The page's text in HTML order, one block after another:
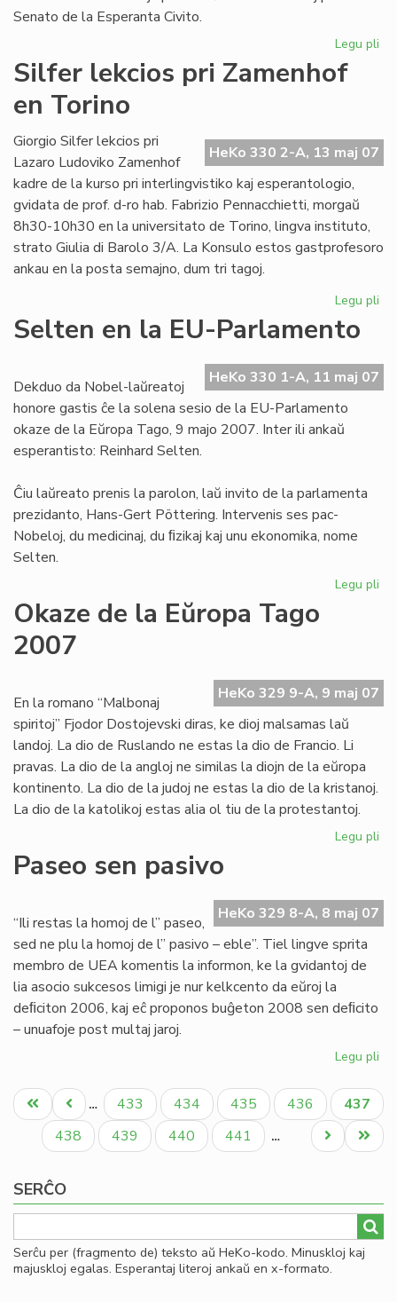
Senato de la Esperanta Civito.
Legu pli
Silfer lekcios pri Zamenhof
en Torino
HeKo 330 2-A, 13 maj 07
Giorgio Silfer lekcios pri
Lazaro Ludoviko Zamenhof
kadre de la kurso pri interlingvistiko kaj esperantologio,
gvidata de prof. d-ro hab. Fabrizio Pennacchietti, morgaŭ
8h30-10h30 en la universitato de Torino, lingva instituto,
strato Giulia di Barolo 3/A. La Konsulo estos gastprofesoro
ankau en la posta semajno, dum tri tagoj.
Legu pli
en
Selten en la EU-Parlamento
HeKo 330 1-A, 11 maj 07
Dekduo da Nobel-laŭreatoj
honore gastis ĉe la solena sesio de la EU-Parlamento
okaze de la Eŭropa Tago, 9 majo 2007. Inter ili ankaŭ
esperantisto: Reinhard Selten.
Ĉiu laŭreato prenis la parolon, laŭ invito de la parlamenta
prezidanto, Hans-Gert Pöttering. Intervenis ses pac-
Nobeloj, du medicinaj, du ﬁzikaj kaj unu ekonomika, nome
Selten.
Legu pli
Okaze de la Eŭropa Tago
2007
HeKo 329 9-A, 9 maj 07
En la romano “Malbonaj
spiritoj” Fjodor Dostojevski diras, ke dioj malsamas laŭ
landoj. La dio de Ruslando ne estas la dio de Francio. Li
pravas. La dio de la angloj ne similas la diojn de la eŭropa
kontinento. La dio de la judoj ne estas la dio de la kristanoj.
La dio de la katolikoj estas alia ol tiu de la protestantoj.
Legu pli
Paseo sen pasivo
HeKo 329 8-A, 8 maj 07
“Ili restas la homoj de l” paseo,
sed ne plu la homoj de l” pasivo – eble”. Tiel lingve sprita
membro de UEA komentis la informon, ke la gvidantoj de
lia asocio sukcesos limigi je nur kelkcento da eŭroj la
deﬁciton 2006, kaj eĉ proponos buĝeton 2008 sen deﬁcito
– unuafoje post multaj jaroj.
Legu pli
Pagination
Unua
paĝo
Antaŭa
paĝo
… Paĝo
433 Paĝo
434 Paĝo
435 Paĝo
436
Aktuala
paĝo
437
Paĝo
438 Paĝo
439 Paĝo
440 Paĝo
441 …
Last
page
Next
page
SERĈO
Serĉu per (fragmento de) teksto aŭ HeKo-kodo. Minuskloj kaj
majuskloj egalas. Esperantaj literoj ankaŭ en x-formato.